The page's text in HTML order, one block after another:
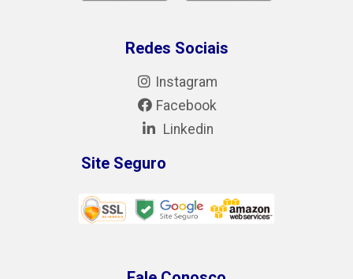
Redes Sociais
Instagram
Facebook
Linkedin
Site Seguro